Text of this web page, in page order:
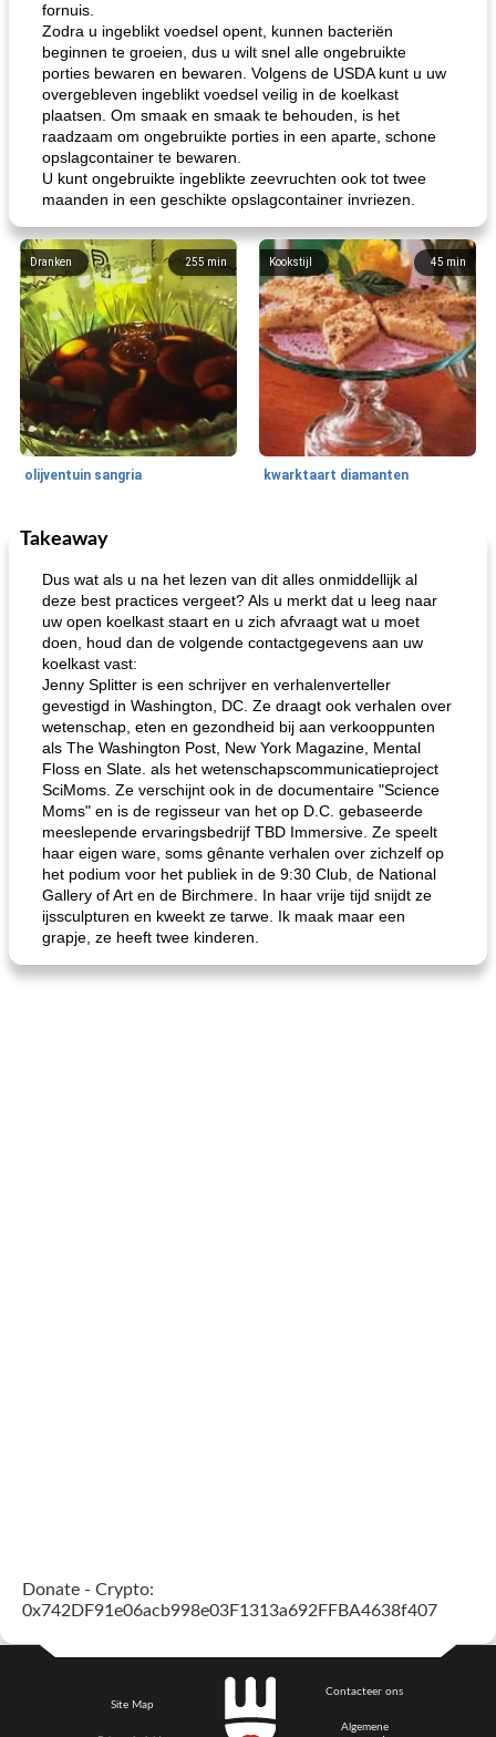
fornuis.
Zodra u ingeblikt voedsel opent, kunnen bacteriën
beginnen te groeien, dus u wilt snel alle ongebruikte
porties bewaren en bewaren. Volgens de USDA kunt u uw
overgebleven ingeblikt voedsel veilig in de koelkast
plaatsen. Om smaak en smaak te behouden, is het
raadzaam om ongebruikte porties in een aparte, schone
opslagcontainer te bewaren.
U kunt ongebruikte ingeblikte zeevruchten ook tot twee
maanden in een geschikte opslagcontainer invriezen.
255min
Dranken
olijventuin sangria
45 min
Kookstijl
kwarktaart diamanten
Feestdagen en evenementen
de jamcake van Georgië tennessee blauwe kaasperen kip
Takeaway
Dus wat als u na het lezen van dit alles onmiddellijk al
deze best practices vergeet? Als u merkt dat u leeg naar
uw open koelkast staart en u zich afvraagt ​​wat u moet
doen, houd dan de volgende contactgegevens aan uw
koelkast vast:
Jenny Splitter is een schrijver en verhalenverteller
gevestigd in Washington, DC. Ze draagt ​​ook verhalen over
wetenschap, eten en gezondheid bij aan verkooppunten
als The Washington Post, New York Magazine, Mental
Floss en Slate. als het wetenschapscommunicatieproject
SciMoms. Ze verschijnt ook in de documentaire "Science
Moms" en is de regisseur van het op D.C. gebaseerde
meeslepende ervaringsbedrijf TBD Immersive. Ze speelt
haar eigen ware, soms gênante verhalen over zichzelf op
het podium voor het publiek in de 9:30 Club, de National
Gallery of Art en de Birchmere. In haar vrije tijd snijdt ze
ijssculpturen en kweekt ze tarwe. Ik maak maar een
grapje, ze heeft twee kinderen.
Donate - Crypto:
0x742DF91e06acb998e03F1313a692FFBA4638f407
Site Map
Contacteer ons
Algemene